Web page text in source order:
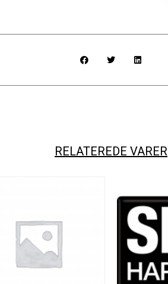
RELATEREDE VARER